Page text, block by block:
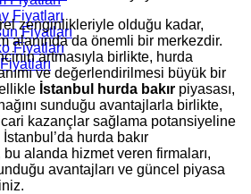
Fiyatları
Fiyatları
Fiyatları
zenginlikleriyle olduğu kadar,
alanında da önemli bir merkezdir.
artmasıyla birlikte, hurda
ve değerlendirilmesi büyük bir
İstanbul hurda bakır piyasası,
sunduğu avantajlarla birlikte,
kazançlar sağlama potansiyeline
hurda bakır
alanda hizmet veren firmaları,
avantajları ve güncel piyasa